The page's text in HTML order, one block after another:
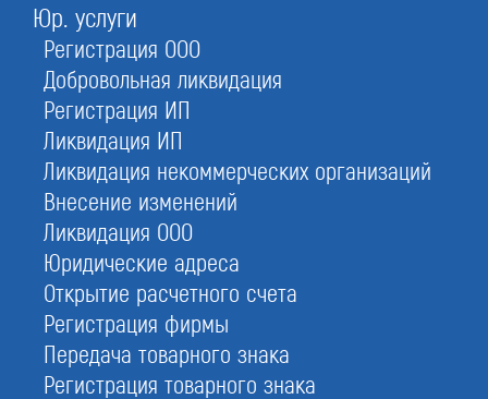
Юр. услуги
Регистрация ООО
Добровольная ликвидация
Регистрация ИП
Ликвидация ИП
Ликвидация некоммерческих организаций
Внесение изменений
Ликвидация ООО
Юридические адреса
Открытие расчетного счета
Регистрация фирмы
Передача товарного знака
Регистрация товарного знака